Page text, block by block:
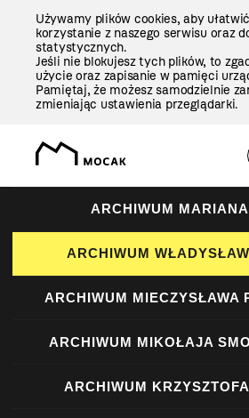
Używamy plików cookies, aby
korzystanie z naszego serwisu oraz
statystycznych.
Jeśli nie blokujesz tych plików, to
użycie oraz zapisanie w pamięci
Pamiętaj, że możesz samodzielnie
zmieniając ustawienia przeglądarki.
ARCHIWUM
ARCHIWUM
ARCHIWUM MIECZYSŁAWA
ARCHIWUM MIKOŁAJA
ARCHIWUM